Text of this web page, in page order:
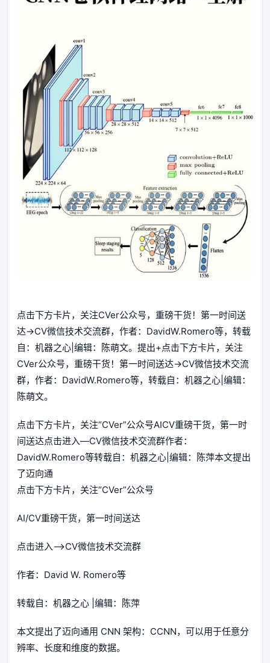
点击下方卡片，关注CVer公众号，重磅干货！第一时间送
达→CV微信技术交流群，作者：DavidW.Romero等，转载
自：机器之心|编辑：陈萌文。提出+点击下方卡片，关注
CVer公众号，重磅干货！第一时间送达→CV微信技术交流
群，作者：DavidW.Romero等，转载自：机器之心|编辑：
陈萌文。
点击下方卡片，关注“CVer”公众号AICV重磅干货，第一时
间送达点击进入—CV微信技术交流群作者：
DavidW.Romero等转载自：机器之心|编辑：陈萍本文提出
了迈向通
点击下方卡片，关注“CVer”公众号
AI/CV重磅干货，第一时间送达
点击进入—>CV微信技术交流群
作者：David W. Romero等
转载自：机器之心 |编辑：陈萍
本文提出了迈向通用 CNN 架构：CCNN，可以用于任意分
辨率、长度和维度的数据。